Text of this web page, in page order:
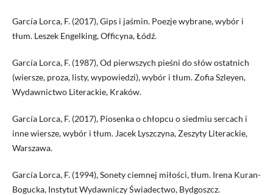
García Lorca, F. (2017), Gips i jaśmin. Poezje wybrane, wybór i
tłum. Leszek Engelking, Officyna, Łódź.
García Lorca, F. (1987), Od pierwszych pieśni do słów ostatnich
(wiersze, proza, listy, wypowiedzi), wybór i tłum. Zofia Szleyen,
Wydawnictwo Literackie, Kraków.
García Lorca, F. (2017), Piosenka o chłopcu o siedmiu sercach i
inne wiersze, wybór i tłum. Jacek Lyszczyna, Zeszyty Literackie,
Warszawa.
García Lorca, F. (1994), Sonety ciemnej miłości, tłum. Irena Kuran-
Bogucka, Instytut Wydawniczy Świadectwo, Bydgoszcz.